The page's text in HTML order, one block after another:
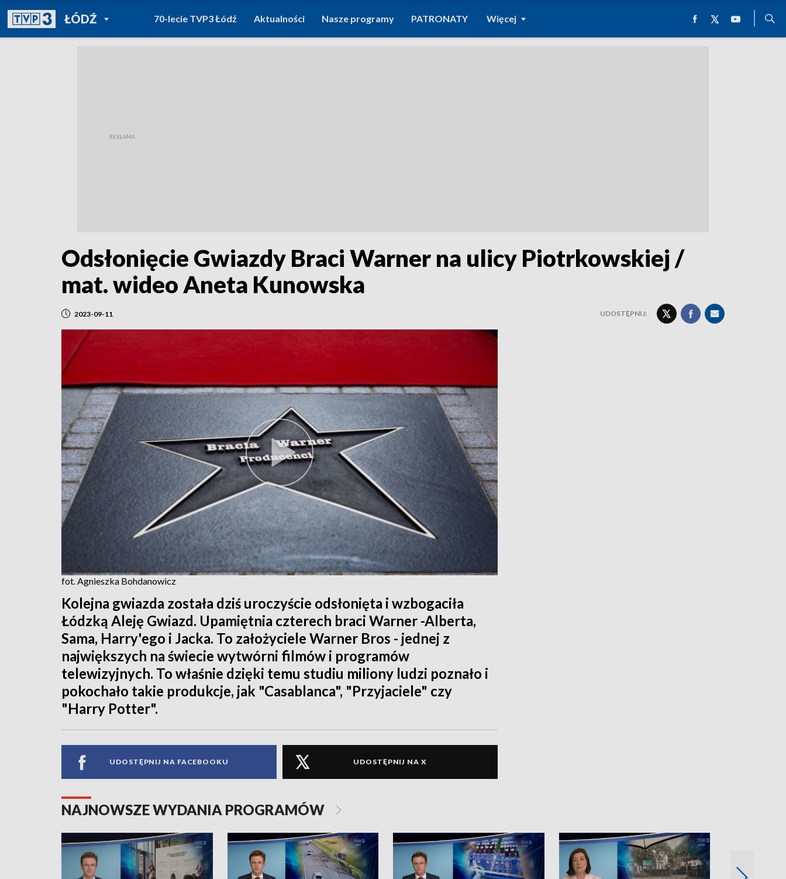
ŁÓDŹPOWRÓT DO
TVP REGIONY
70-lecie TVP3 Łódź Aktualności Nasze programy PATRONATY Więcej
Odsłonięcie Gwiazdy Braci Warner na ulicy Piotrkowskiej /
mat. wideo Aneta Kunowska
2023-09-11 UDOSTĘPNIJ:
fot. Agnieszka Bohdanowicz
Kolejna gwiazda została dziś uroczyście odsłonięta i wzbogaciła
Łódzką Aleję Gwiazd. Upamiętnia czterech braci Warner -Alberta,
Sama, Harry'ego i Jacka. To założyciele Warner Bros - jednej z
największych na świecie wytwórni filmów i programów
telewizyjnych. To właśnie dzięki temu studiu miliony ludzi poznało i
pokochało takie produkcje, jak "Casablanca", "Przyjaciele" czy
"Harry Potter".
UDOSTĘPNIJ NA FACEBOOKU UDOSTĘPNIJ NA X
NAJNOWSZE WYDANIA PROGRAMÓW